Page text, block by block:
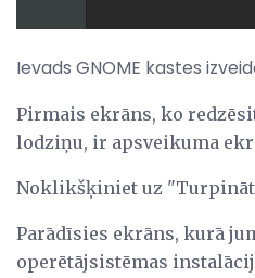
Ievads GNOME kastes
Pirmais ekrāns, ko
lodziņu, ir apsveikuma
Noklikšķiniet uz
Parādīsies ekrāns, kurā
operētājsistēmas